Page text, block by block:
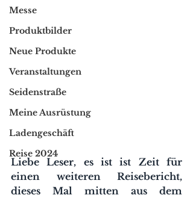
Messe
Produktbilder
Neue Produkte
Veranstaltungen
Seidenstraße
Meine Ausrüstung
Ladengeschäft
Reise 2024
Liebe Leser, es ist ist Zeit für
einen weiteren Reisebericht,
dieses Mal mitten aus dem